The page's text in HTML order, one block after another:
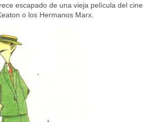
escapado de una vieja película del cine
o los Hermanos Marx.